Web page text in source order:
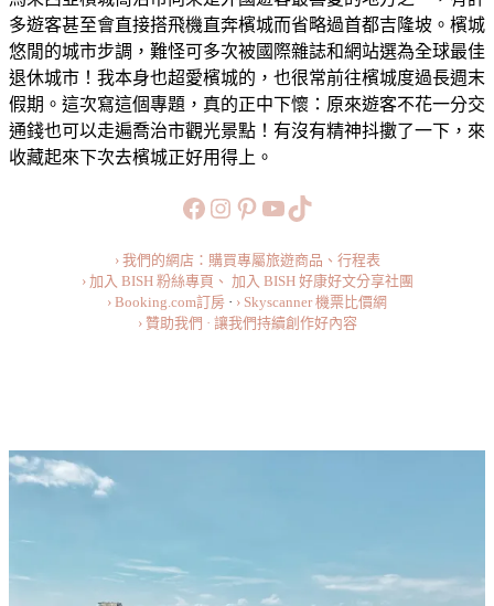
城
免
費
巴
士
攻
分
遍
喬
多遊客甚至會直接搭飛機直奔檳城而省略過首都吉隆坡。檳城
悠閒的城市步調，難怪可多次被國際雜誌和網站選為全球最佳
退休城市！我本身也超愛檳城的，也很常前往檳城度過長週末
假期。這次寫這個專題，真的正中下懷：原來遊客不花一分交
通錢也可以走遍喬治市觀光景點！有沒有精神抖擻了一下，來
收藏起來下次去檳城正好用得上。
https://www.facebook.com/
https://
https://
旅行美食小短片TikTok
› 我們的網店：購買專屬旅遊商品、行程表
› 加入 BISH 粉絲專頁、 加入 BISH 好康好文分享社團
› Booking.com訂房 · › Skyscanner 機票比價網
› 贊助我們 · 讓我們持續創作好內容